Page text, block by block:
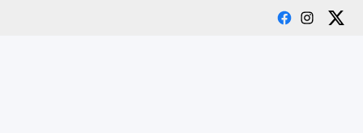
FacebookX